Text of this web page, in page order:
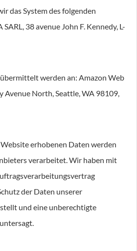
das System des folgenden
38 avenue John F. Kennedy, L-
werden an: Amazon Web
Avenue North, Seattle, WA 98109,
erhobenen Daten werden
verarbeitet. Wir haben mit
der Daten unserer
und eine unberechtigte